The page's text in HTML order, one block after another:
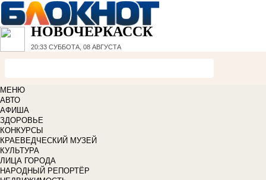
НОВОЧЕРКАССК
20:33 СУББОТА, 08 АВГУСТА
МЕНЮ
АВТО
АФИША
ЗДОРОВЬЕ
КОНКУРСЫ
КРАЕВЕДЧЕСКИЙ МУЗЕЙ
КУЛЬТУРА
ЛИЦА ГОРОДА
НАРОДНЫЙ РЕПОРТЁР